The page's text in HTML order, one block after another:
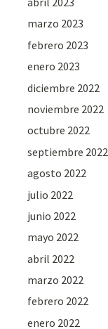
marzo 2023
febrero 2023
enero 2023
diciembre 2022
noviembre 2022
octubre 2022
septiembre 2022
agosto 2022
julio 2022
junio 2022
mayo 2022
abril 2022
marzo 2022
febrero 2022
enero 2022